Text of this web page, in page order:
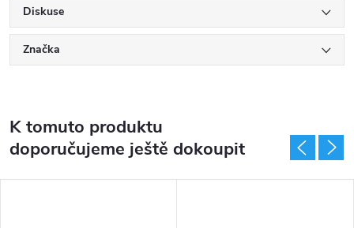
Diskuse
Značka
K tomuto produktu
doporučujeme ještě dokoupit